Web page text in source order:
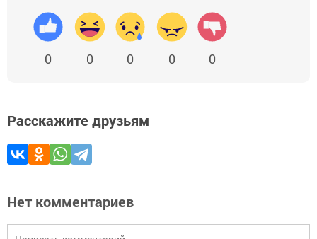
0 0 0 0 0
Расскажите друзьям
Нет комментариев